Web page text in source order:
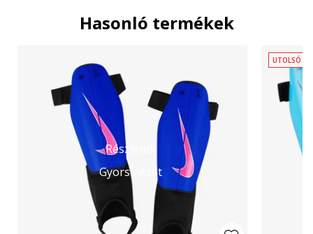
Hasonló termékek
Részletek
Gyors nézet
UTOLSÓ